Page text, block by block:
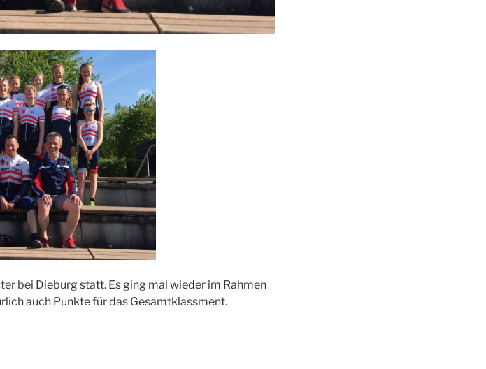
bei Dieburg statt. Es ging mal wieder im Rahmen
auch Punkte für das Gesamtklassment.